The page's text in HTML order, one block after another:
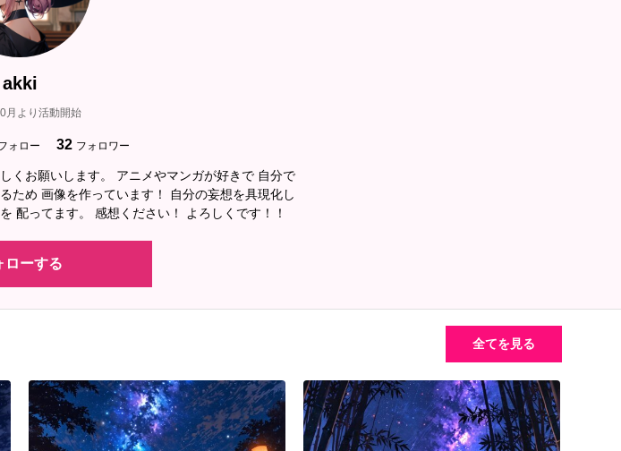
akki
月より活動開始
ォロー 32 フォロワー
くお願いします。 アニメやマンガが好きで 自分で
ため 画像を作っています！ 自分の妄想を具現化し
配ってます。 感想ください！ よろしくです！！
ローする
全てを見る